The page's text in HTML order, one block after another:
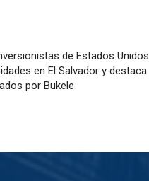
de Estados Unidos
en El Salvador y destaca
por Bukele